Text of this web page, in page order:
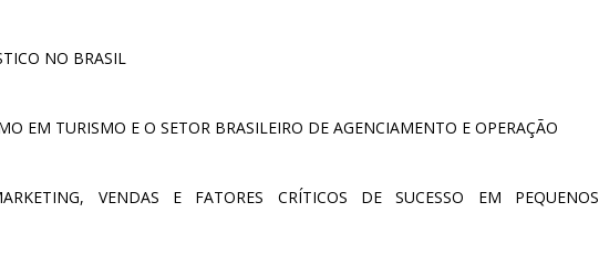
NO BRASIL
EM TURISMO E O SETOR BRASILEIRO DE AGENCIAMENTO E OPERAÇÃO
VENDAS E FATORES CRÍTICOS DE SUCESSO EM PEQUENOS